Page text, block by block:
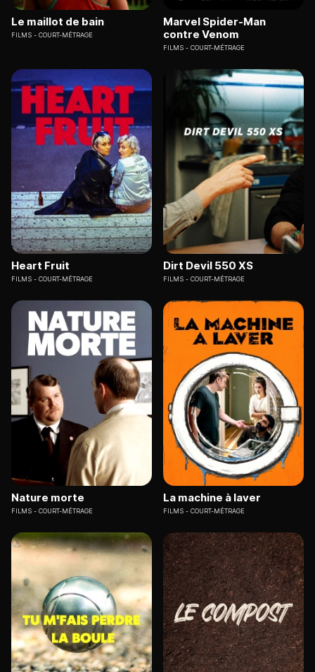
Le maillot de bain
FILMS COURT-MÉTRAGE
Marvel Spider-Man
contre Venom
FILMS COURT-MÉTRAGE
Heart Fruit
FILMS COURT-MÉTRAGE
Dirt Devil 550 XS
FILMS COURT-MÉTRAGE
Nature morte
FILMS COURT-MÉTRAGE
La machine à laver
FILMS COURT-MÉTRAGE